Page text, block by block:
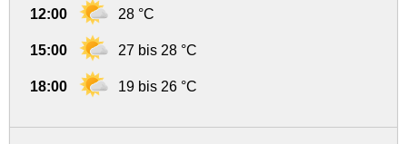
12:00 28 °C
15:00 27 bis 28 °C
18:00 19 bis 26 °C